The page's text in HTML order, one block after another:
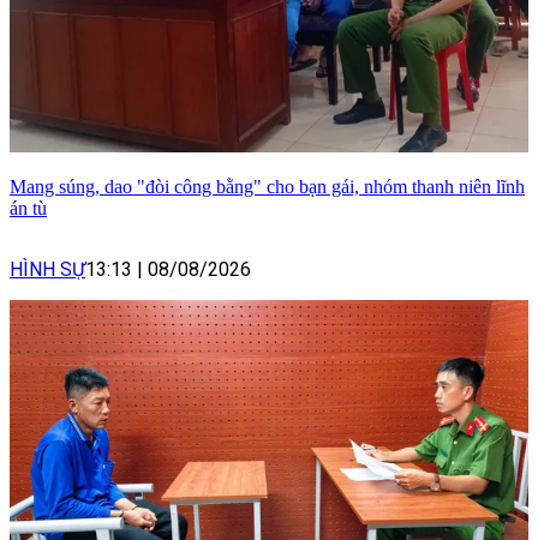
Mang súng, dao "đòi công bằng" cho bạn gái, nhóm thanh niên lĩnh
án tù
HÌNH SỰ13:13 | 08/08/2026